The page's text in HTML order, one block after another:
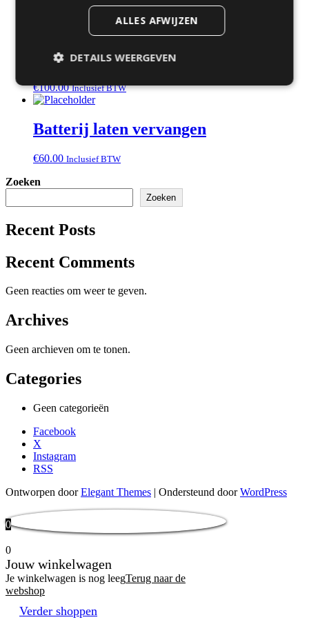
Inclusief BTW
Back-up en herstel van gegevens
€100.00 Inclusief BTW
Batterij laten vervangen
€60.00 Inclusief BTW
Zoeken
Zoeken
Recent Posts
Recent Comments
Geen reacties om weer te geven.
Archives
Geen archieven om te tonen.
Categories
Geen categorieën
Facebook
X
Instagram
RSS
Ontworpen doorElegant Themes | Ondersteund doorWordPress
0
0
Jouw winkelwagen
Je winkelwagen is nog leegTerug naar de
webshop
Verder shoppen
ALLES AFWIJZEN
DETAILS WEERGEVEN